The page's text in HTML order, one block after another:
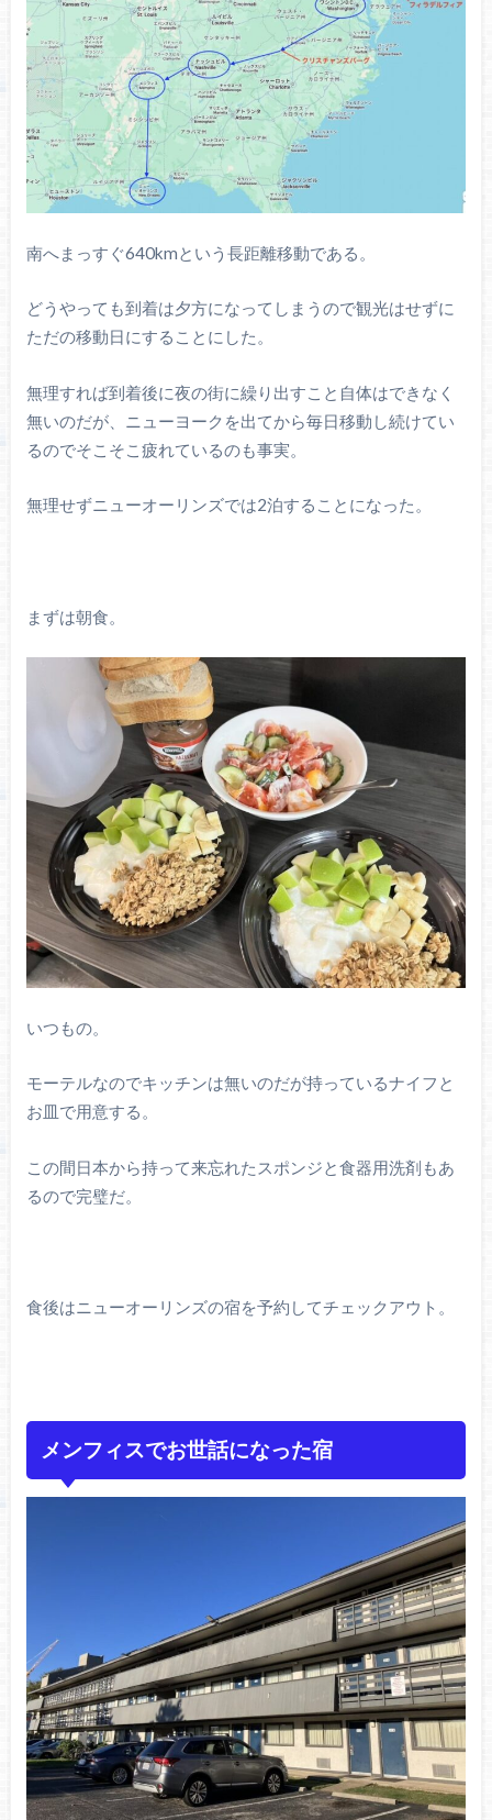
南へまっすぐ640kmという長距離移動である。
どうやっても到着は夕方になってしまうので観光はせずに
ただの移動日にすることにした。
無理すれば到着後に夜の街に繰り出すこと自体はできなく
無いのだが、ニューヨークを出てから毎日移動し続けてい
るのでそこそこ疲れているのも事実。
無理せずニューオーリンズでは2泊することになった。
まずは朝食。
いつもの。
モーテルなのでキッチンは無いのだが持っているナイフと
お皿で用意する。
この間日本から持って来忘れたスポンジと食器用洗剤もあ
るので完璧だ。
食後はニューオーリンズの宿を予約してチェックアウト。
メンフィスでお世話になった宿